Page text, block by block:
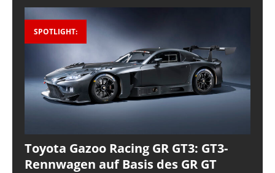
SPOTLIGHT:
Toyota Gazoo Racing GR GT3: GT3-
Rennwagen auf Basis des GR GT